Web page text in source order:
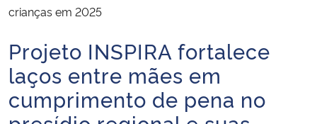
Ministério da Agricultura, Pecuária e Abastecimento
Ministério da Educação
crianças em 2025
Início do conteúdo
Projeto INSPIRA fortalece
laços entre mães em
cumprimento de pena no